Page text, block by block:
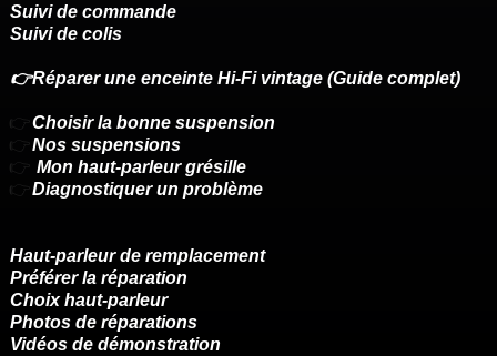
Suivi de commande
Suivi de colis
👉Réparer une enceinte Hi-Fi vintage (Guide complet)
👉 Choisir la bonne suspension
👉 Nos suspensions
👉 Mon haut-parleur grésille
👉 Diagnostiquer un problème
Haut-parleur de remplacement
Préférer la réparation
Choix haut-parleur
Photos de réparations
Vidéos de démonstration